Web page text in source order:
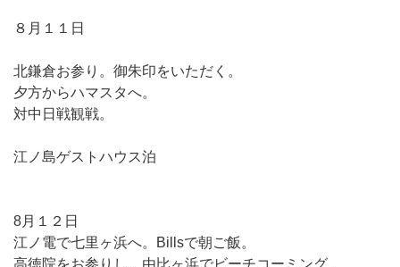
８月１１日
北鎌倉お参り。御朱印をいただく。
夕方からハマスタへ。
対中日戦観戦。
江ノ島ゲストハウス泊
8月１２日
江ノ電で七里ヶ浜へ。Billsで朝ご飯。
高徳院をお参りし、由比ヶ浜でビーチコーミング。